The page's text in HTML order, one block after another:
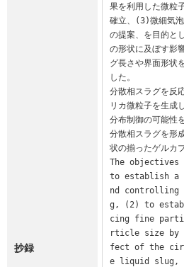
抄録
果を利用した微粒
確立、(3)微細気
の提案、を目的と
の形状に及ぼす影
グ長さや界面形状
した。
分散相スラグを反
リカ微粒子を生成
分布制御の可能性
分散相スラグを形
状の揃ったゲルカ
The
to establish a
nd controlling
g, (2) to
cing fine
rticle size by
fect of the
e liquid slug,